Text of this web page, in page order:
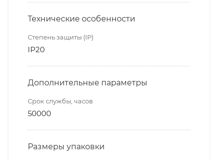
Технические особенности
Степень защиты (IP)
IP20
Дополнительные параметры
Срок службы, часов
50000
Размеры упаковки